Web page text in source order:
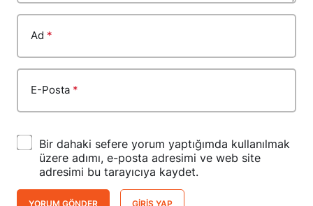
Ad *
E-Posta *
Bir dahaki sefere yorum yaptığımda kullanılmak
üzere adımı, e-posta adresimi ve web site
adresimi bu tarayıcıya kaydet.
YORUM GÖNDER GIRIŞ YAP